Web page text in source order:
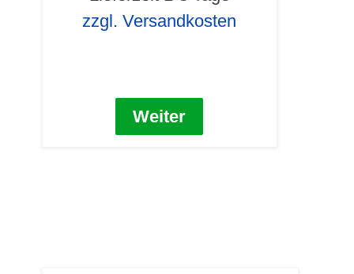
zzgl. Versandkosten
Weiter